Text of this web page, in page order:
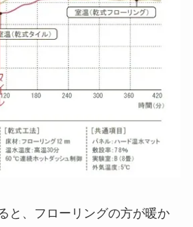
と、フローリングの方が暖か